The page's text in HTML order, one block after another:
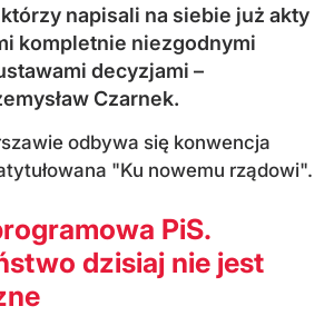
napisali na siebie już akty
kompletnie niezgodnymi
decyzjami –
Czarnek.
odbywa się konwencja
"Ku nowemu rządowi".
PiS.
dzisiaj nie jest